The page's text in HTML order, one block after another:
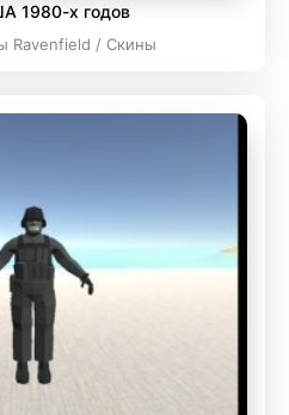
1980-х годов
Ravenfield / Скины